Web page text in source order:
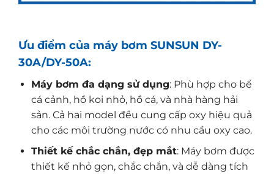
Ưu điểm của máy bơm SUNSUN DY-
30A/DY-50A:
Máy bơm đa dạng sử dụng: Phù hợp cho bể
cá cảnh, hồ koi nhỏ, hồ cá, và nhà hàng hải
sản. Cả hai model đều cung cấp oxy hiệu quả
cho các môi trường nước có nhu cầu oxy cao.
Thiết kế chắc chắn, đẹp mắt: Máy bơm được
thiết kế nhỏ gọn, chắc chắn, và dễ dàng tích